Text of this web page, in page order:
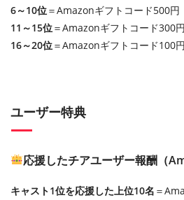
6～10位＝Amazonギフトコード500円
11～15位＝Amazonギフトコード300円
16～20位＝Amazonギフトコード100円
ユーザー特典
応援したチアユーザー報酬（
キャスト1位を応援した上位10名 ＝